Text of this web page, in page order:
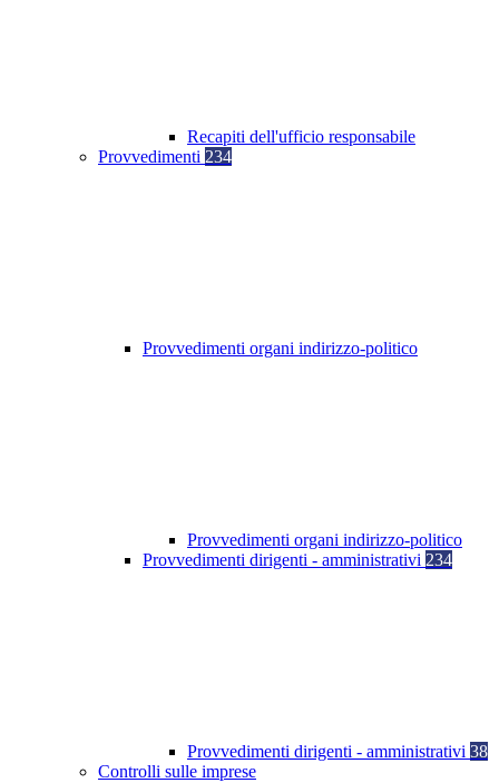
Recapiti dell'ufficio responsabile
Provvedimenti 234
Provvedimenti organi indirizzo-politico
Provvedimenti organi indirizzo-politico
Provvedimenti dirigenti - amministrativi 234
Provvedimenti dirigenti - amministrativi 38
Controlli sulle imprese